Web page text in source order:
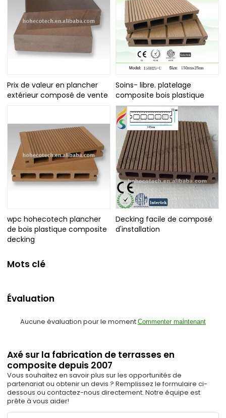
Prix de valeur en plancher
extérieur composé de vente
Soins- libre. platelage
composite bois plastique
wpc hohecotech plancher
de bois plastique composite
decking
Decking facile de composé
d'installation
Mots clé
Évaluation
Aucune évaluation pour le moment Commenter maintenant
Axé sur la fabrication de terrasses en
composite depuis 2007
Vous souhaitez en savoir plus sur les opportunités de
partenariat ou obtenir un devis ? Remplissez le formulaire ci-
dessous ou contactez-nous directement. Notre équipe est
prête à vous aider!